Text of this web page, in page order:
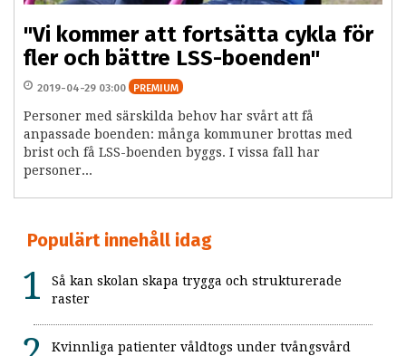
"Vi kommer att fortsätta cykla för
fler och bättre LSS-boenden"
2019-04-29 03:00 PREMIUM
Personer med särskilda behov har svårt att få
anpassade boenden: många kommuner brottas med
brist och få LSS-boenden byggs. I vissa fall har
personer...
Populärt innehåll idag
Så kan skolan skapa trygga och strukturerade
raster
Kvinnliga patienter våldtogs under tvångsvård